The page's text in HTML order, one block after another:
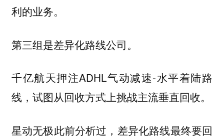
利的业务。
第三组是差异化路线公司。
千亿航天押注ADHL气动减速-水平着陆路
线，试图从回收方式上挑战主流垂直回收。
星动无极此前分析过，差异化路线最终要回